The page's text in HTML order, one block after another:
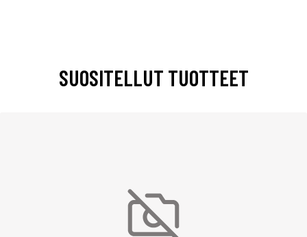
SUOSITELLUT TUOTTEET